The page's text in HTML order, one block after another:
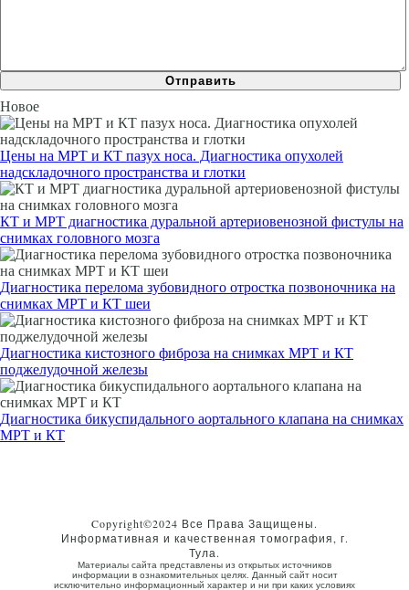
Новое
Цены на МРТ и КТ пазух носа. Диагностика опухолей
надскладочного пространства и глотки
КТ и МРТ диагностика дуральной артериовенозной фистулы на
снимках головного мозга
Диагностика перелома зубовидного отростка позвоночника на
снимках МРТ и КТ шеи
Диагностика кистозного фиброза на снимках МРТ и КТ
поджелудочной железы
Диагностика бикуспидального аортального клапана на снимках
МРТ и КТ
Copyright©2024 Все Права Защищены.
Информативная и качественная томография, г.
Тула.
Материалы сайта представлены из открытых источников
информации в ознакомительных целях. Данный сайт носит
исключительно информационный характер и ни при каких условиях